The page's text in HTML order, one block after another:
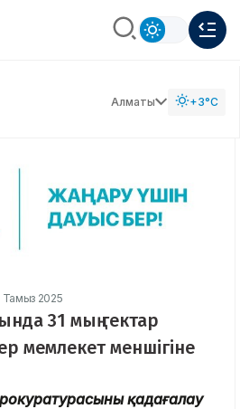
Алматы +3°C
Тамыз 2025
31 мың гектар
мемлекет меншігіне
қадағалау